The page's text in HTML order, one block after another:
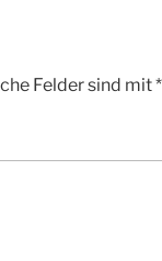
Felder sind mit*